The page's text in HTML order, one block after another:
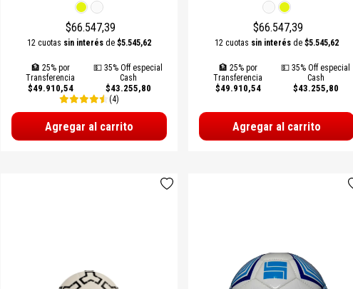
$66.547,39
12 cuotas sin interésde $5.545,62
🏦 25% por
Transferencia
$49.910,54
💵 35% Off especial
Cash
$43.255,80
(4)
Agregar al carrito
$66.547,39
12 cuotas sin interésde $5.545,62
🏦 25% por
Transferencia
$49.910,54
💵 35% Off especial
Cash
$43.255,80
Agregar al carrito